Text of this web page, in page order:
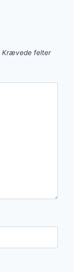
Krævede felter